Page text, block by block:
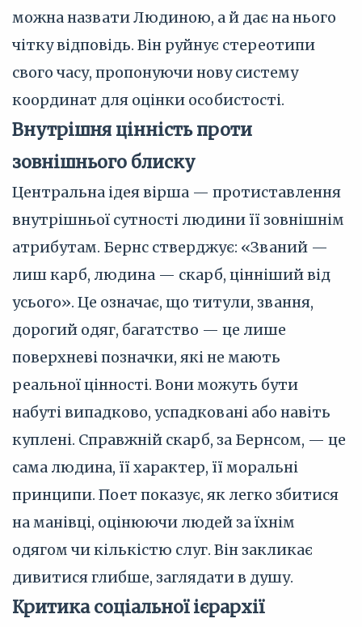
можна назвати Людиною, а й дає на нього
чітку відповідь. Він руйнує стереотипи
свого часу, пропонуючи нову систему
координат для оцінки особистості.
Внутрішня цінність проти
зовнішнього блиску
Центральна ідея вірша — протиставлення
внутрішньої сутності людини її зовнішнім
атрибутам. Бернс стверджує: «Званий —
лиш карб, людина — скарб, цінніший від
усього». Це означає, що титули, звання,
дорогий одяг, багатство — це лише
поверхневі позначки, які не мають
реальної цінності. Вони можуть бути
набуті випадково, успадковані або навіть
куплені. Справжній скарб, за Бернсом, — це
сама людина, її характер, її моральні
принципи. Поет показує, як легко збитися
на манівці, оцінюючи людей за їхнім
одягом чи кількістю слуг. Він закликає
дивитися глибше, заглядати в душу.
Критика соціальної ієрархії